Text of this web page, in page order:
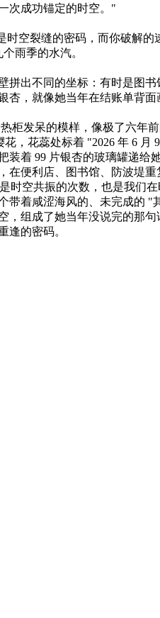
次成功锚定的时空。"​
裂缝的密码，而你破解的
雨季的水汽。​
不同的坐标：有时是图
，就像她当年在结账单背面
发呆的模样，像极了六年
，花蕊处标着 "2026 年 6 月 9
99 片银杏的玻璃罐递给
便利店、图书馆、防波堤重
空共振的次数，也是我们
带着咸涩海风的、未完成的 "
成了她当年没说完的那
逢的密码。